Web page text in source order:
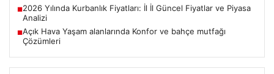
■2026 Yılında Kurbanlık Fiyatları: İl İl Güncel Fiyatlar ve Piyasa
Analizi
■Açık Hava Yaşam alanlarında Konfor ve bahçe mutfağı
Çözümleri